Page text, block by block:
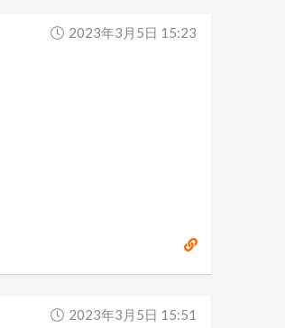
2023年3月5日 15:23
2023年3月5日 15:51